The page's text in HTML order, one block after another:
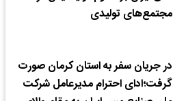
مجتمع‌های تولیدی
در جریان سفر به استان کرمان صورت
گرفت؛ادای احترام مدیرعامل شرکت